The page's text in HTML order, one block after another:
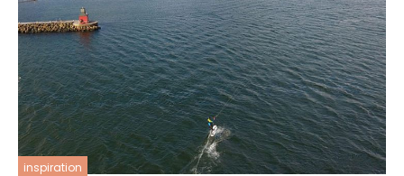
inspiration